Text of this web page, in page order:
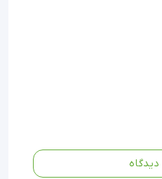
اندازه مختلف موجود است تا
دو ساله، ابزاری بادوام و
در مطب‌ها ودیدگاه